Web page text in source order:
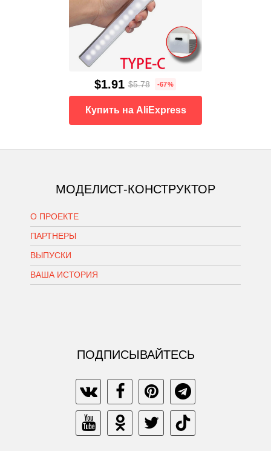
$1.91 $5.78 -67%
Купить на AliExpress
МОДЕЛИСТ-КОНСТРУКТОР
О ПРОЕКТЕ
ПАРТНЕРЫ
ВЫПУСКИ
ВАША ИСТОРИЯ
ПОДПИСЫВАЙТЕСЬ